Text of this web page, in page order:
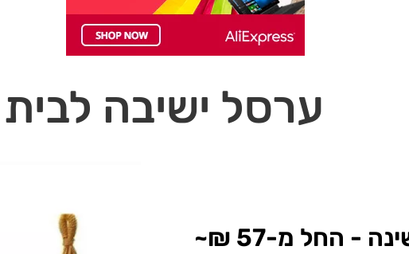
ערסל ישיבה לבית
- החל מ-57 ₪~